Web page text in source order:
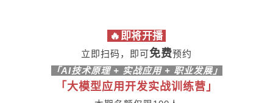
🔥即将开播
立即扫码，即可免费预约
「AI技术原理 + 实战应用 + 职业发展」
「大模型应用开发实战训练营」